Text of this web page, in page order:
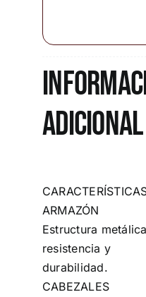
adicional
ARMAZÓN
Estructura
resistencia y
durabilidad.
CABEZALES